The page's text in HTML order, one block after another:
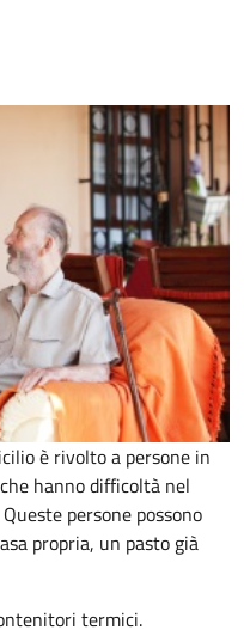
è rivolto a persone in
hanno difficoltà nel
persone possono
propria, un pasto già
termici.